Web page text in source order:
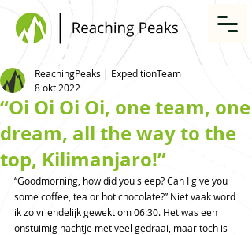
“Oi Oi Oi Oi, one team, one
dream, all the way to the
top, Kilimanjaro!”
ReachingPeaks | ExpeditionTeam
8 okt 2022
“Goodmorning, how did you sleep? Can I give you
some coffee, tea or hot chocolate?” Niet vaak word
ik zo vriendelijk gewekt om 06:30. Het was een
onstuimig nachtje met veel gedraai, maar toch is